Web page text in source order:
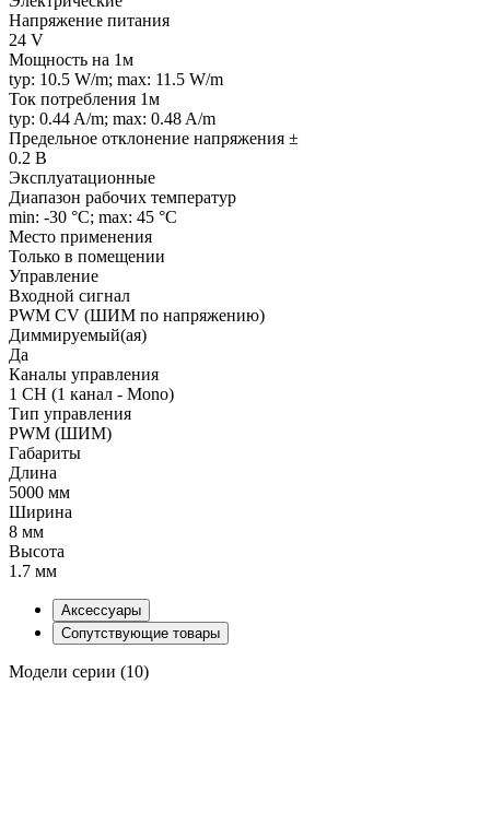
Напряжение питания
24 V
Мощность на 1м
typ: 10.5 W/m; max: 11.5 W/m
Ток потребления 1м
typ: 0.44 A/m; max: 0.48 A/m
Предельное отклонение напряжения ±
0.2 В
Эксплуатационные
Диапазон рабочих температур
min: -30 °C; max: 45 °C
Место применения
Только в помещении
Управление
Входной сигнал
PWM СV (ШИМ по напряжению)
Диммируемый(ая)
Да
Каналы управления
1 CH (1 канал - Mono)
Тип управления
PWM (ШИМ)
Габариты
Длина
5000 мм
Ширина
8 мм
Высота
1.7 мм
Аксессуары
Сопутствующие товары
Модели серии (10)